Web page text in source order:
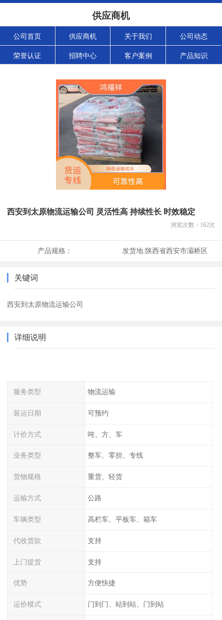
供应商机
公司首页 供应商机 关于我们 公司动态
荣誉认证 招聘中心 客户案例 产品知识
西安到太原物流运输公司 灵活性高 持续性长 时效稳定
浏览次数： 162次
产品规格： 发货地:陕西省西安市灞桥区
关键词
西安到太原物流运输公司
详细说明
服务类型 物流运输
装运日期 可预约
计价方式 吨、方、车
业务类型 整车、零担、专线
货物规格 重货、轻货
运输方式 公路
车辆类型 高栏车、平板车、箱车
代收货款 支持
上门提货 支持
优势 方便快捷
运价模式 门到门、站到站、门到站